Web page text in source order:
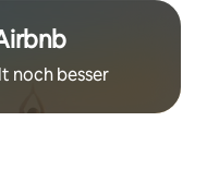
noch besser